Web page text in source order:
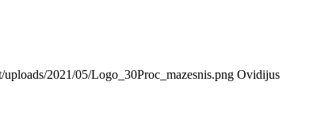
2021/05/Logo_30Proc_mazesnis.png Ovidijus